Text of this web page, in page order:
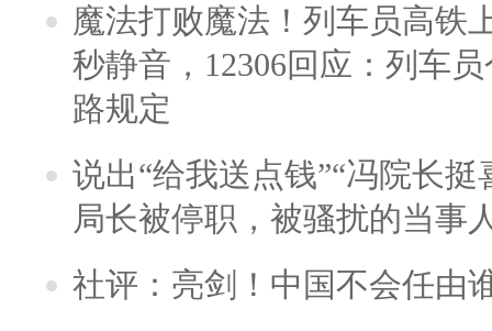
魔法打败魔法！列车员高铁
秒静音，12306回应：列车
路规定
说出“给我送点钱”“冯院长
局长被停职，被骚扰的当事
社评：亮剑！中国不会任由